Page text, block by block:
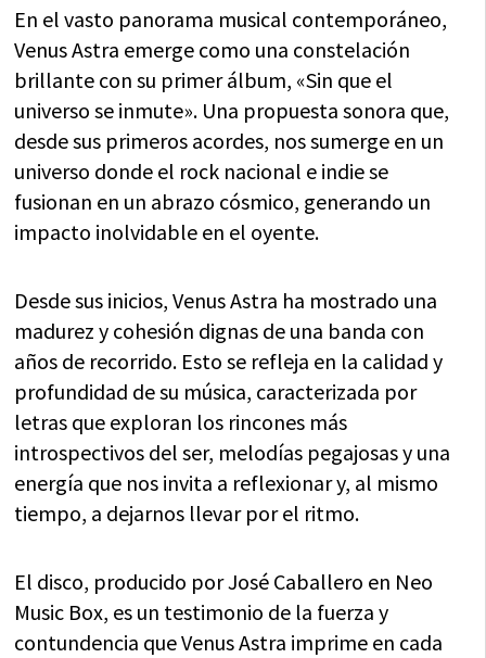
En el vasto panorama musical contemporáneo,
Venus Astra emerge como una constelación
brillante con su primer álbum, «Sin que el
universo se inmute». Una propuesta sonora que,
desde sus primeros acordes, nos sumerge en un
universo donde el rock nacional e indie se
fusionan en un abrazo cósmico, generando un
impacto inolvidable en el oyente.
Desde sus inicios, Venus Astra ha mostrado una
madurez y cohesión dignas de una banda con
años de recorrido. Esto se refleja en la calidad y
profundidad de su música, caracterizada por
letras que exploran los rincones más
introspectivos del ser, melodías pegajosas y una
energía que nos invita a reflexionar y, al mismo
tiempo, a dejarnos llevar por el ritmo.
El disco, producido por José Caballero en Neo
Music Box, es un testimonio de la fuerza y
contundencia que Venus Astra imprime en cada